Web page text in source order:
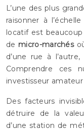
L’une des plus
raisonner à
locatif est
de micro-marchés
d’une rue à
Comprendre ces
investisseur amateur
Des facteurs
détruire de la
d’une station de